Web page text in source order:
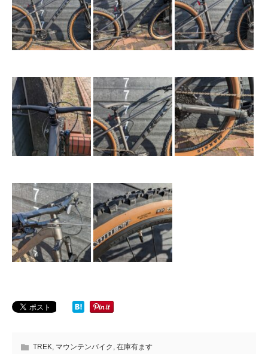
TREK, マウンテンバイク , 在庫有ます